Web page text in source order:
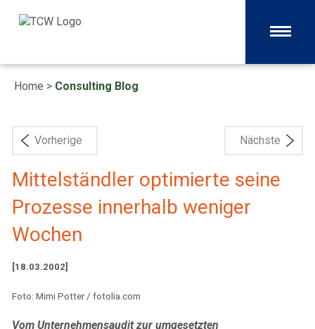
Home > Consulting Blog
Vorherige Nächste
Mittelständler optimierte seine
Prozesse innerhalb weniger
Wochen
[18.03.2002]
Foto: Mimi Potter / fotolia.com
Vom Unternehmensaudit zur umgesetzten